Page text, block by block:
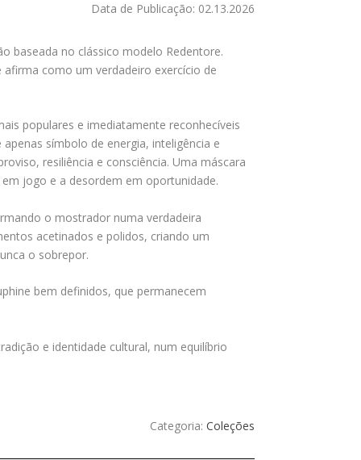
Data de Publicação: 02.13.2026
baseada no clássico modelo Redentore.
como um verdadeiro exercício de
populares e imediatamente reconhecíveis
símbolo de energia, inteligência e
resiliência e consciência. Uma máscara
jogo e a desordem em oportunidade.
o mostrador numa verdadeira
acetinados e polidos, criando um
o sobrepor.
bem definidos, que permanecem
e identidade cultural, num equilíbrio
Categoria: Coleções